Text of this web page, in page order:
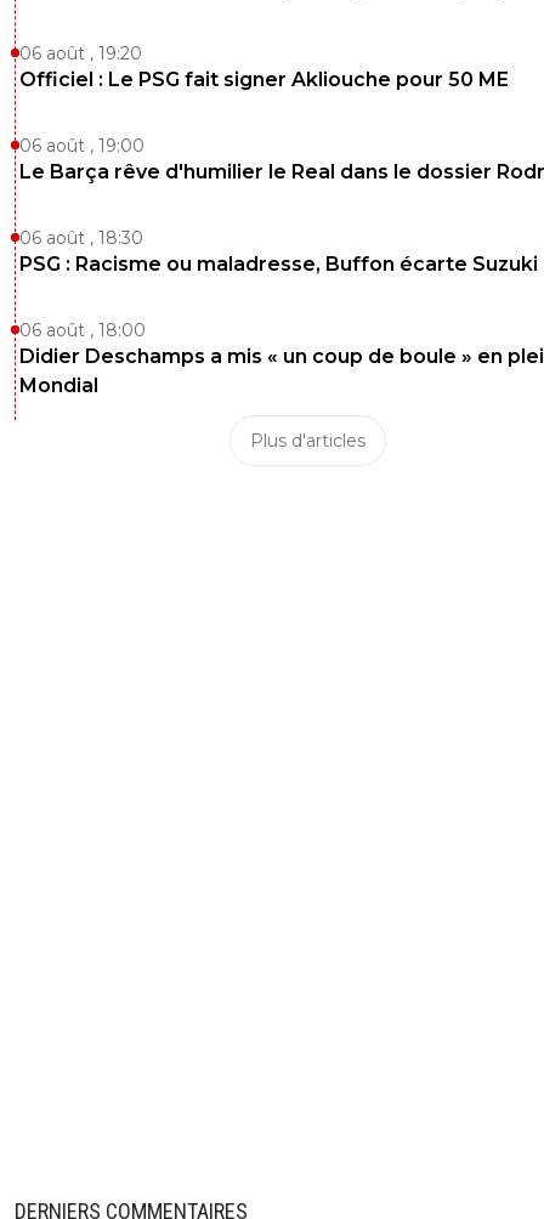
06 août , 19:20
Officiel : Le PSG fait signer Akliouche pour 50 ME
06 août , 19:00
Le Barça rêve d'humilier le Real dans le dossier
06 août , 18:30
PSG : Racisme ou maladresse, Buffon écarte Suzuki
06 août , 18:00
Didier Deschamps a mis « un coup de boule » en
Mondial
Plus d'articles
DERNIERS COMMENTAIRES